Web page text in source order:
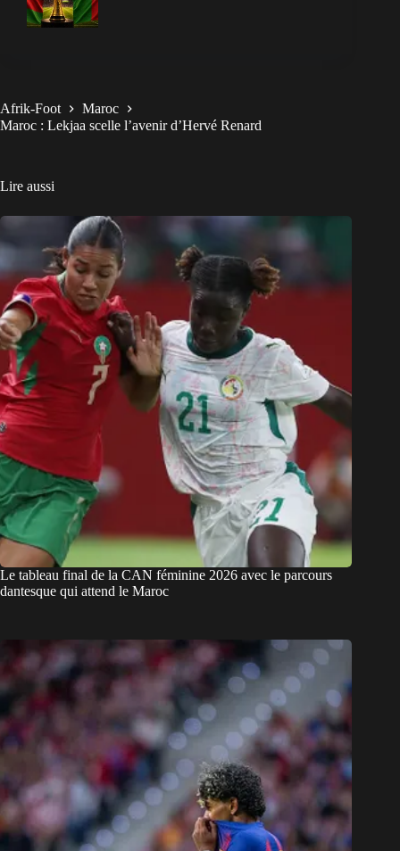
Afrik-Foot
Maroc
Maroc : Lekjaa scelle l’avenir d’Hervé Renard
Lire aussi
Le tableau final de la CAN féminine 2026 avec le parcours
dantesque qui attend le Maroc